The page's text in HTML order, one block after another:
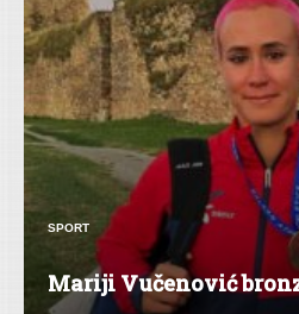
SPORT
Mariji Vučenović